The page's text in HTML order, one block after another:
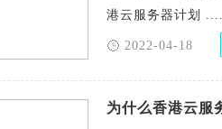
港云服务器计划
2022-04-18
为什么香港云服